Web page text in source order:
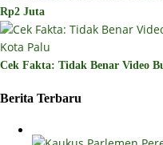
Rp2 Juta
Cek Fakta: Tidak Benar Video
Berita Terbaru